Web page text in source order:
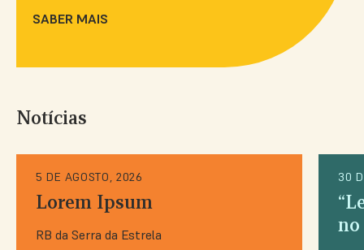
SABER MAIS
Notícias
5 DE AGOSTO, 2026
Lorem Ipsum
RB da Serra da Estrela
30